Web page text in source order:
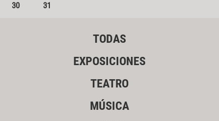
30
31
TODAS
EXPOSICIONES
TEATRO
MÚSICA